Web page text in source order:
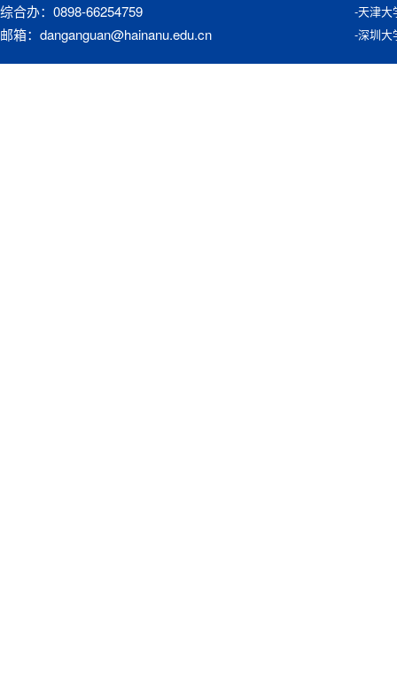
综合办：0898-66254759
邮箱：danganguan@hainanu.edu.cn
-天津大
-深圳大